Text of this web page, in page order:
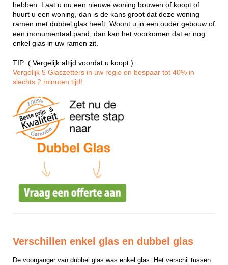
hebben. Laat u nu een nieuwe woning bouwen of koopt of
huurt u een woning, dan is de kans groot dat deze woning
ramen met dubbel glas heeft. Woont u in een ouder gebouw of
een monumentaal pand, dan kan het voorkomen dat er nog
enkel glas in uw ramen zit.
TIP: ( Vergelijk altijd voordat u koopt ):
Vergelijk 5 Glaszetters in uw regio en bespaar tot 40% in
slechts 2 minuten tijd!
Verschillen enkel glas en dubbel glas
De voorganger van dubbel glas was enkel glas. Het verschil tussen